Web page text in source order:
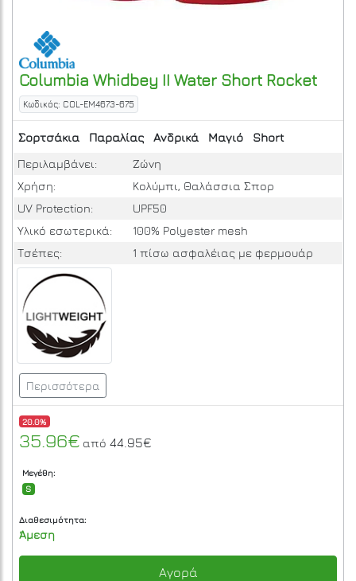
Columbia Whidbey II Water Short Rocket
Κωδικός: COL-EM4673-675
Σορτσάκια Παραλίας Ανδρικά Μαγιό
Short
Περιλαμβάνει:
Ζώνη
Χρήση:
Κολύμπι, Θαλάσσια Σπορ
UV Protection:
UPF50
Υλικό εσωτερικά:
100% Polyester mesh
Τσέπες:
1 πίσω ασφαλέιας με φερμουάρ
Περισσότερα
20.0%
35.96€ από 44.95€
Μεγέθη:
S
Διαθεσιμότητα:
Άμεση
Αγορά